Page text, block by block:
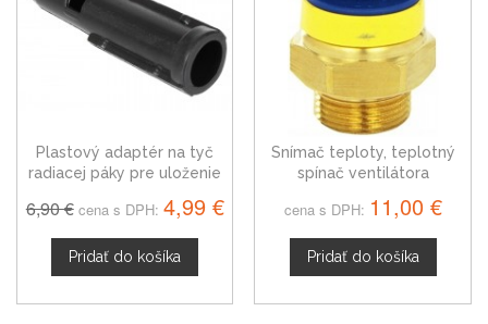
Plastový adaptér na tyč
radiacej páky pre uloženie
6,90 € cena s DPH: 4,99 €
Pridať do košíka
Snímač teploty, teplotný
spínač ventilátora
1264.26
cena s DPH: 11,00 €
Pridať do košíka